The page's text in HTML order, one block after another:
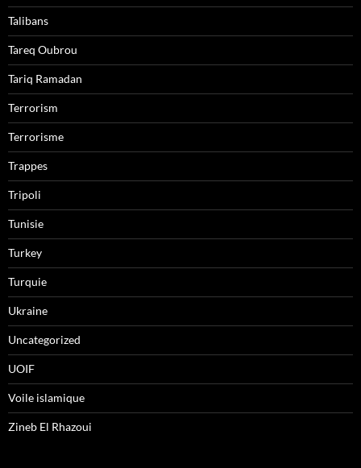
Talibans
Tareq Oubrou
Tariq Ramadan
Terrorism
Terrorisme
Trappes
Tripoli
Tunisie
Turkey
Turquie
Ukraine
Uncategorized
UOIF
Voile islamique
Zineb El Rhazoui